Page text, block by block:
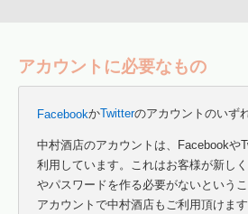
アカウントに必要なもの
FacebookかTwitterのアカウントのいず
中村酒店のアカウントは、Facebookや
利用しています。これはお客様が新し
やパスワードを作る必要がないという
アカウントで中村酒店もご利用頂けます